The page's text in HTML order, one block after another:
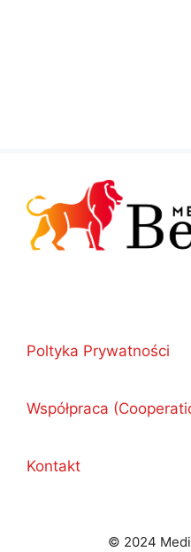
Poltyka Prywatności
Współpraca
Kontakt
© 2024